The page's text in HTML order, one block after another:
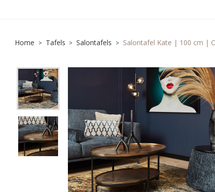
Home Tafels Salontafels Salontafel Kate | 100 cm |